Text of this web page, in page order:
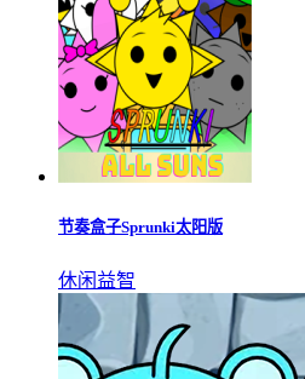
节奏盒子Sprunki太阳版
休闲益智